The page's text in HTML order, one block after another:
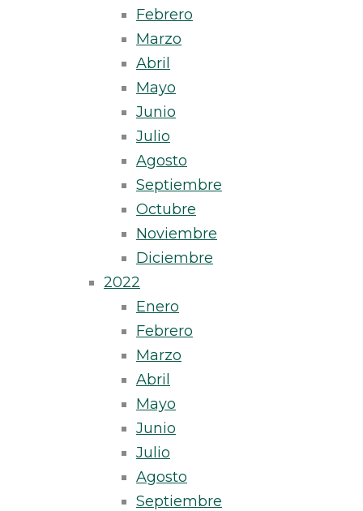
Febrero
Marzo
Abril
Mayo
Junio
Julio
Agosto
Septiembre
Octubre
Noviembre
Diciembre
2022
Enero
Febrero
Marzo
Abril
Mayo
Junio
Julio
Agosto
Septiembre